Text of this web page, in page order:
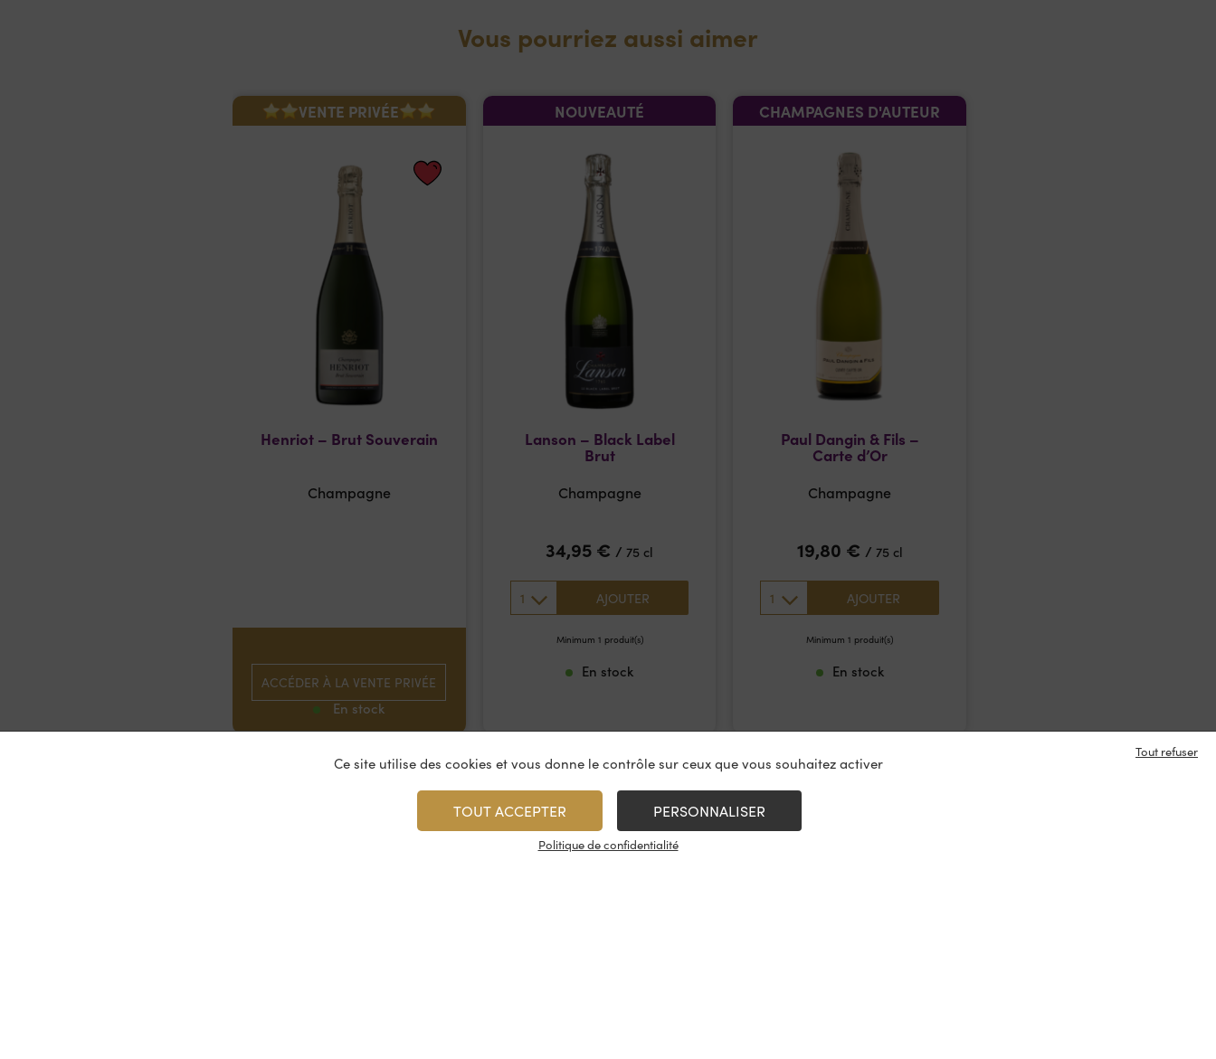
Vous pourriez aussi aimer
VENTE PRIVÉE
Henriot – Brut Souverain
Champagne
ACCÉDER À LA VENTE PRIVÉE
En stock
NOUVEAUTÉ
Lanson – Black Label
Brut
Champagne
34,95 € / 75 cl
1 AJOUTER
Minimum 1 produit(s)
En stock
CHAMPAGNES D'AUTEUR
Paul Dangin & Fils –
Carte d’Or
Champagne
19,80 € / 75 cl
1 AJOUTER
Minimum 1 produit(s)
En stock
Ce site utilise des cookies et vous donne le contrôle sur ceux que vous souhaitez activer
TOUT ACCEPTER
Tout refuser
PERSONNALISER
Politique de confidentialité